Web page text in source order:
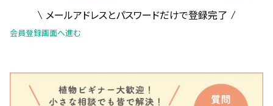
メールアドレスとパスワードだけで登録完了
会員登録画面へ進む